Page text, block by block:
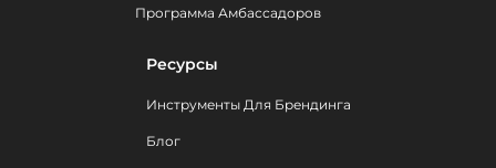
Программа Амбассадоров
Ресурсы
Инструменты Для Брендинга
Блог